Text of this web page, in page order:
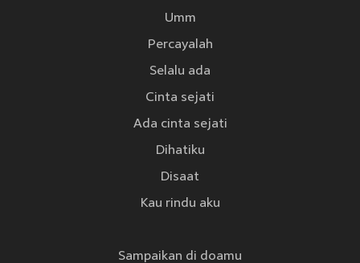
Umm
Percayalah
Selalu ada
Cinta sejati
Ada cinta sejati
Dihatiku
Disaat
Kau rindu aku
Sampaikan di doamu